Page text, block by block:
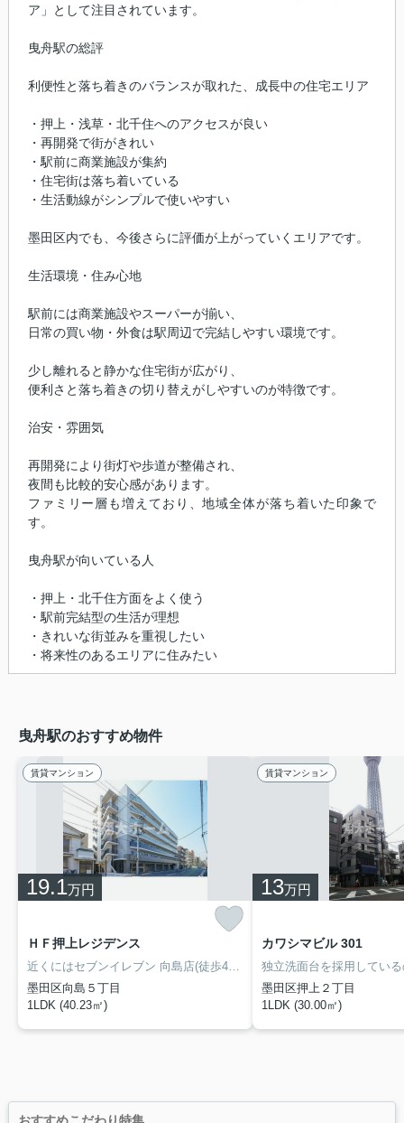
ア」として注目されています。
曳舟駅の総評
利便性と落ち着きのバランスが取れた、成長中の住宅エリア
・押上・浅草・北千住へのアクセスが良い
・再開発で街がきれい
・駅前に商業施設が集約
・住宅街は落ち着いている
・生活動線がシンプルで使いやすい
墨田区内でも、今後さらに評価が上がっていくエリアです。
生活環境・住み心地
駅前には商業施設やスーパーが揃い、
日常の買い物・外食は駅周辺で完結しやすい環境です。
少し離れると静かな住宅街が広がり、
便利さと落ち着きの切り替えがしやすいのが特徴です。
治安・雰囲気
再開発により街灯や歩道が整備され、
夜間も比較的安心感があります。
ファミリー層も増えており、地域全体が落ち着いた印象で
す。
曳舟駅が向いている人
・押上・北千住方面をよく使う
・駅前完結型の生活が理想
・きれいな街並みを重視したい
・将来性のあるエリアに住みたい
曳舟駅のおすすめ物件
賃貸マンション
19.1万円
ＨＦ押上レジデンス
近くにはセブンイレブン 向島店(徒歩4分)がありちょっとした買い物に便利です。システムキッチン付きの物件ですので、お料理をよくされる方にはぴったりです。こだわりのある住まいを探している方、当社にお任せしませんか？豊富な賃貸情報と地域情報をご提供しておりますので、ご安心していただけます。ご要望やご不明な点など、お気軽にご連絡下さい。
墨田区向島５丁目
1LDK (40.23㎡)
賃貸マンション
13万円
カワシマビル 301
墨田区押上２丁目
1LDK (30.00㎡)